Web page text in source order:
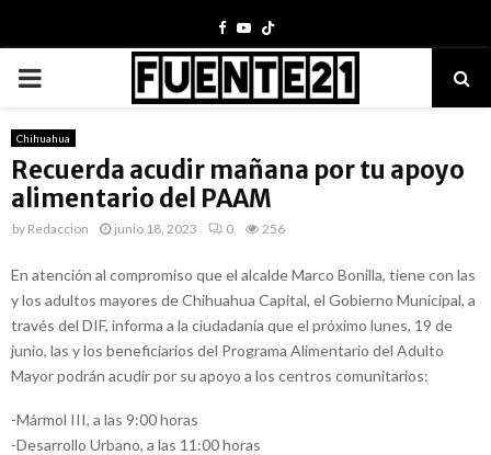
Facebook
Youtube
PRIMARY
MENU
Chihuahua
Recuerda acudir mañana por tu apoyo
alimentario del PAAM
by Redaccion junio 18, 2023 0 256
En atención al compromiso que el alcalde Marco Bonilla, tiene con las
y los adultos mayores de Chihuahua Capital, el Gobierno Municipal, a
través del DIF, informa a la ciudadanía que el próximo lunes, 19 de
junio, las y los beneficiarios del Programa Alimentario del Adulto
Mayor podrán acudir por su apoyo a los centros comunitarios:
-Mármol III, a las 9:00 horas
-Desarrollo Urbano, a las 11:00 horas